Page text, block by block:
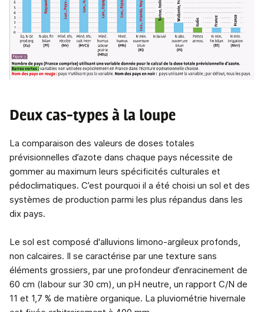
Deux cas-types à la loupe
La comparaison des valeurs de doses totales
prévisionnelles d’azote dans chaque pays nécessite de
gommer au maximum leurs spécificités culturales et
pédoclimatiques. C’est pourquoi il a été choisi un sol et des
systèmes de production parmi les plus répandus dans les
dix pays.
Le sol est composé d'alluvions limono-argileux profonds,
non calcaires. Il se caractérise par une texture sans
éléments grossiers, par une profondeur d’enracinement de
60 cm (labour sur 30 cm), un pH neutre, un rapport C/N de
11 et 1,7 % de matière organique. La pluviométrie hivernale